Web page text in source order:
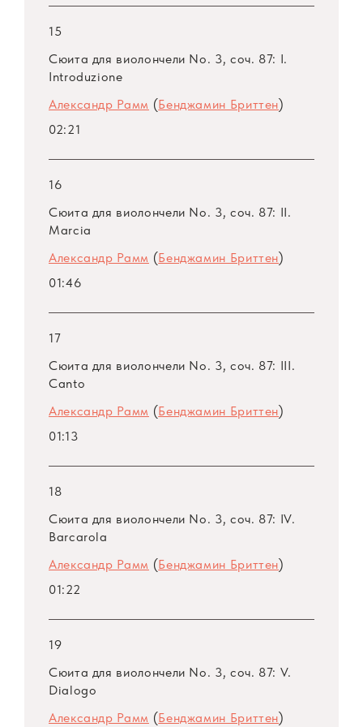
жанров, взамен включая Ламенто, Серенаду,
Баркаролу — жанры, принадлежащие музыке
вокальной.
(пение). Виолончель поет многоголосно,
сразу на многих струнах. Бриттен виртуозно
пользуется множеством возможностей
инструмента, изобретенных уже по
сильный, ему удаются и кантилена, и
стремительные пассажи, в широких скачках
того, сейчас он несколько младше того
посвящены сюиты английского композитора,
его игра излучает мироощущение,
Это вполне отвечает музыке сюит Бриттена
— эмоциональной, драматичной,
15
Сюита для виолончели No. 3, соч. 87: I.
Introduzione
Александр Рамм (Бенджамин Бриттен)
02:21
16
Сюита для виолончели No. 3, соч. 87: II.
Marcia
Александр Рамм (Бенджамин Бриттен)
01:46
17
Сюита для виолончели No. 3, соч. 87: III.
Canto
Александр Рамм (Бенджамин Бриттен)
01:13
18
Сюита для виолончели No. 3, соч. 87: IV.
Barcarola
Александр Рамм (Бенджамин Бриттен)
01:22
19
Сюита для виолончели No. 3, соч. 87: V.
Dialogo
Александр Рамм (Бенджамин Бриттен)